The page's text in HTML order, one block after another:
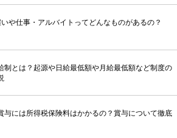
や仕事・アルバイトってどんなものがあるの？
制とは？起源や日給最低額や月給最低額など制度の
与には所得税保険料はかかるの？賞与について徹底